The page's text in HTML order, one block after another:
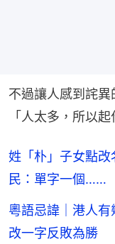
不過讓人感到詫異
「人太多，所以
姓「朴」子女點
民：單字一個……
粵語忌諱｜港人
改一字反敗為勝